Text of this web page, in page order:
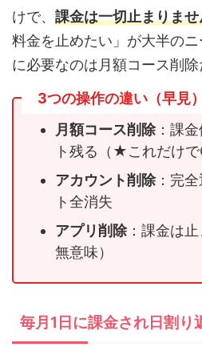
けで、 課金は一切止まりませ
料金を止めたい」が大半の
に必要なのは月額コース削除
3つの操作の違い（早見）
月額コース削除：課
ト残る（★これだけで
アカウント削除：完
ト全消失
アプリ削除：課金は
無意味）
毎月1日に課金され日割り